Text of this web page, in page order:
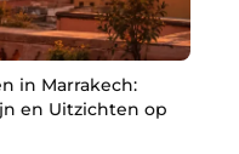
in Marrakech:
en Uitzichten op